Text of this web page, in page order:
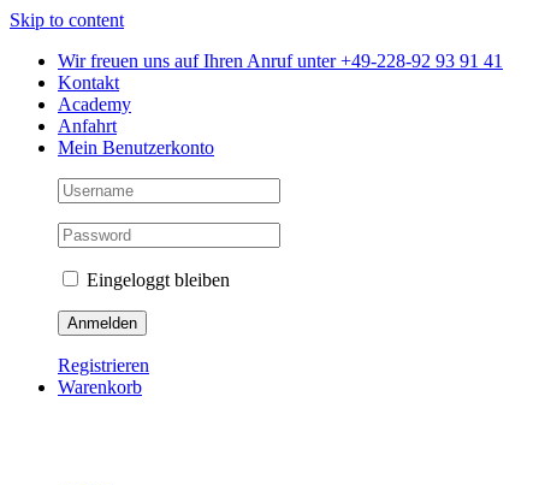
Skip to content
Wir freuen uns auf Ihren Anruf unter +49-228-92 93 91 41
Kontakt
Academy
Anfahrt
Mein Benutzerkonto
Eingeloggt bleiben
Registrieren
Warenkorb